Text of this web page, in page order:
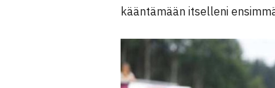
kääntämään itselleni